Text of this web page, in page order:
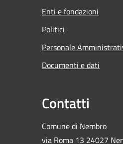
Enti e fondazioni
Politici
Personale
Documenti e dati
Contatti
Comune di Nembro
via Roma 13 24027